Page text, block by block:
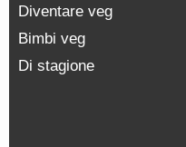
Diventare veg
Bimbi veg
Di stagione